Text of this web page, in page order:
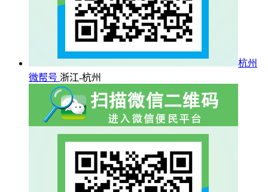
杭州
微帮号 浙江-杭州